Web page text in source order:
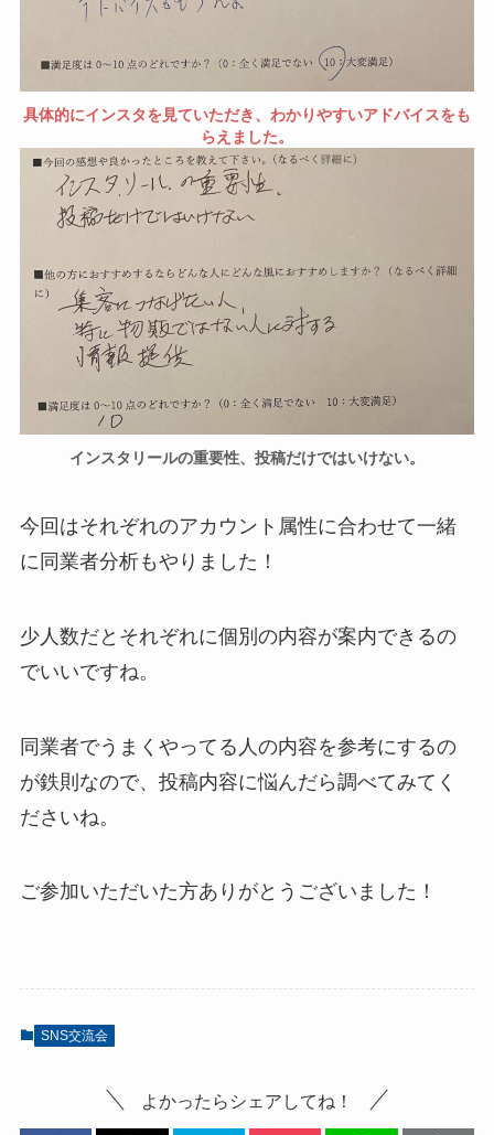
具体的にインスタを見ていただき、わかりやすいアドバイスをも
らえました。
インスタリールの重要性、投稿だけではいけない。
今回はそれぞれのアカウント属性に合わせて一緒
に同業者分析もやりました！
少人数だとそれぞれに個別の内容が案内できるの
でいいですね。
同業者でうまくやってる人の内容を参考にするの
が鉄則なので、投稿内容に悩んだら調べてみてく
ださいね。
ご参加いただいた方ありがとうございました！
SNS交流会
よかったらシェアしてね！